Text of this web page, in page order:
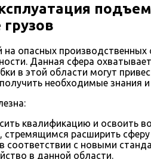
опасных
Данная сфера
в этой области могут
необходимые
квалификацию и освоить
расширить сферу
соответствии с новыми
в данной области.